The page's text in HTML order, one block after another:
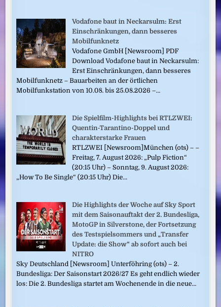
Vodafone baut in Neckarsulm: Erst
Einschränkungen, dann besseres
Mobilfunknetz
Vodafone GmbH [Newsroom] PDF
Download Vodafone baut in Neckarsulm:
Erst Einschränkungen, dann besseres
Mobilfunknetz – Bauarbeiten an der örtlichen
Mobilfunkstation von 10.08. bis 25.08.2026 –...
Die Spielfilm-Highlights bei RTLZWEI:
Quentin-Tarantino-Doppel und
charakterstarke Frauen
RTLZWEI [Newsroom]München (ots) – –
Freitag, 7. August 2026: „Pulp Fiction“
(20:15 Uhr) – Sonntag, 9. August 2026:
„How To Be Single“ (20:15 Uhr) Die...
Die Highlights der Woche auf Sky Sport
mit dem Saisonauftakt der 2. Bundesliga,
MotoGP in Silverstone, der Fortsetzung
des Testspielsommers und „Transfer
Update: die Show“ ab sofort auch bei
NITRO
Sky Deutschland [Newsroom] Unterföhring (ots) – 2.
Bundesliga: Der Saisonstart 2026/27 Es geht endlich wieder
los: Die 2. Bundesliga startet am Wochenende in die neue...